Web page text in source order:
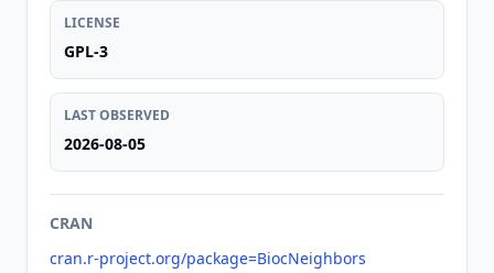
LICENSE
GPL-3
LAST OBSERVED
2026-08-05
CRAN
cran.r-project.org/package=BiocNeighbors